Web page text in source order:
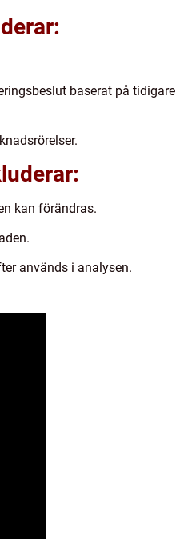
baserat på tidigare
kan förändras.
används i analysen.